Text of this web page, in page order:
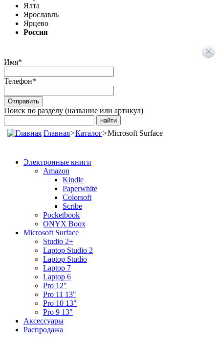
Ялта
Ярославль
Ярцево
Россия
Имя*
Телефон*
Поиск по разделу (название или артикул)
Главная>Каталог>Microsoft Surface
Электронные книги
Amazon
Kindle
Paperwhite
Colorsoft
Scribe
Pocketbook
ONYX Boox
Microsoft Surface
Studio 2+
Laptop Studio 2
Laptop Studio
Laptop 7
Laptop 6
Pro 12"
Pro 11 13"
Pro 10 13"
Pro 9 13"
Аксессуары
Распродажа